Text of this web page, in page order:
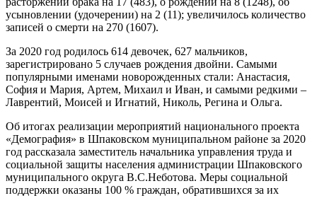
усыновлении (удочерении) на 2 (11); увеличилось количество
записей о смерти на 270 (1607).
За 2020 год родилось 614 девочек, 627 мальчиков,
зарегистрировано 5 случаев рождения двойни. Самыми
популярными именами новорожденных стали: Анастасия,
София и Мария, Артем, Михаил и Иван, и самыми редкими –
Лаврентий, Моисей и Игнатий, Николь, Регина и Ольга.
Об итогах реализации мероприятий национального проекта
«Демография» в Шпаковском муниципальном районе за 2020
год рассказала заместитель начальника управления труда и
социальной защиты населения администрации Шпаковского
муниципального округа В.С.Неботова. Меры социальной
поддержки оказаны 100 % граждан, обратившихся за их